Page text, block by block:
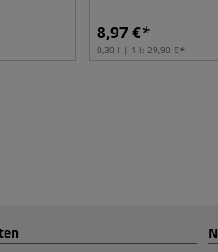
8,97 €
0,30 l | 1 l: 29,90 €